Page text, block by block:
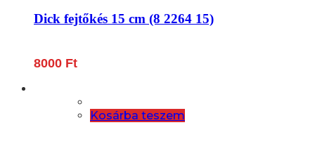
Dick fejtőkés 15 cm (8 2264 15)
8000 Ft
Kosárba teszem